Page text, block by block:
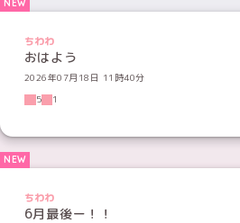
ちわわ
おはよう
2026年07月18日 11時40分
5
1
ちわわ
6月最後ー！！